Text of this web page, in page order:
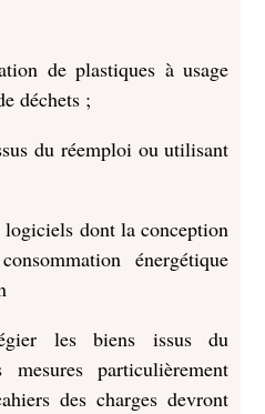
de plastiques à usage
déchets ;
du réemploi ou utilisant
dont la conception
énergétique
les biens issus du
particulièrement
des charges devront